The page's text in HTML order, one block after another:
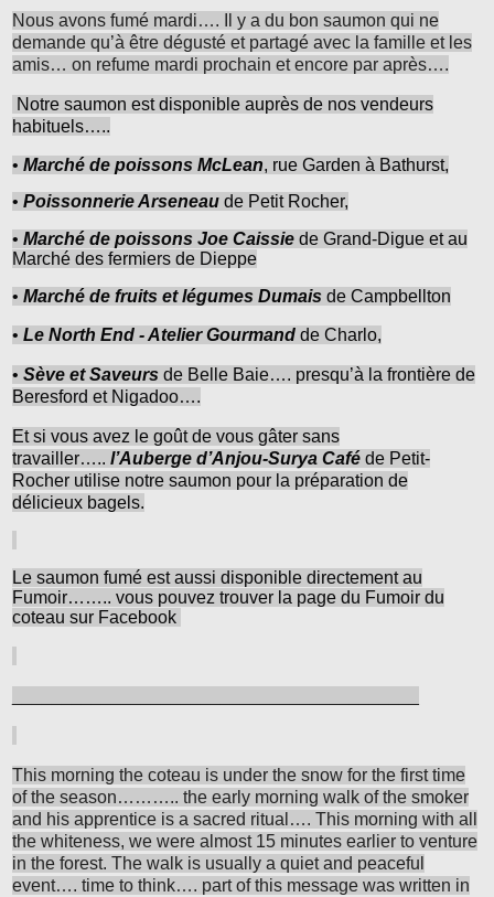
Nous avons fumé mardi…. Il y a du bon saumon qui ne
demande qu’à être dégusté et partagé avec la famille et les
amis… on refume mardi prochain et encore par après….
Notre saumon est disponible auprès de nos vendeurs
habituels…..
• Marché de poissons McLean, rue Garden à Bathurst,
• Poissonnerie Arseneau de Petit Rocher,
• Marché de poissons Joe Caissie de Grand-Digue et au
Marché des fermiers de Dieppe
• Marché de fruits et légumes Dumais de Campbellton
• Le North End - Atelier Gourmand de Charlo,
• Sève et Saveurs de Belle Baie…. presqu’à la frontière de
Beresford et Nigadoo….
Et si vous avez le goût de vous gâter sans
travailler….. l’Auberge d’Anjou-Surya Café de Petit-
Rocher utilise notre saumon pour la préparation de
délicieux bagels.
Le saumon fumé est aussi disponible directement au
Fumoir…….. vous pouvez trouver la page du Fumoir du
coteau sur Facebook
This morning the coteau is under the snow for the first time
of the season……….. the early morning walk of the smoker
and his apprentice is a sacred ritual…. This morning with all
the whiteness, we were almost 15 minutes earlier to venture
in the forest. The walk is usually a quiet and peaceful
event…. time to think…. part of this message was written in